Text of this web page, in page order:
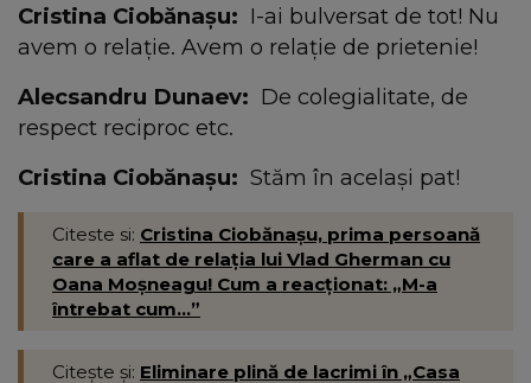
Cristina Ciobănașu: I-ai bulversat de tot! Nu
avem o relație. Avem o relație de prietenie!
Alecsandru Dunaev: De colegialitate, de
respect reciproc etc.
Cristina Ciobănașu: Stăm în același pat!
Citeste si: Cristina Ciobănașu, prima persoană
care a aflat de relația lui Vlad Gherman cu
Oana Moșneagu! Cum a reacționat: „M-a
întrebat cum...”
Citește și: Eliminare plină de lacrimi în „Casa